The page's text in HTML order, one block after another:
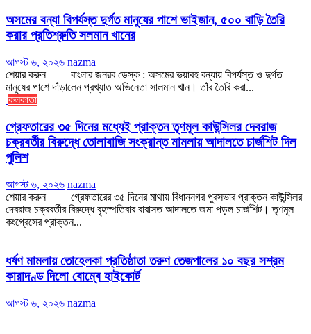
অসমের বন্যা বিপর্যস্ত দুর্গত মানুষের পাশে ভাইজান, ৫০০ বাড়ি তৈরি
করার প্রতিশ্রুতি সলমান খানের
আগস্ট ৬, ২০২৬ nazma
শেয়ার করুন বাংলার জনরব ডেস্ক : অসমের ভয়াবহ বন্যায় বিপর্যস্ত ও দুর্গত
মানুষের পাশে দাঁড়ালেন প্রখ্যাত অভিনেতা সালমান খান। তাঁর তৈরি করা...
কলকাতা
গ্রেফতারের ৩৫ দিনের মধ্যেই প্রাক্তন তৃণমূল কাউন্সিলর দেবরাজ
চক্রবর্তীর বিরুদ্ধে তোলাবাজি সংক্রান্ত মামলায় আদালতে চার্জশিট দিল
পুলিশ
আগস্ট ৬, ২০২৬ nazma
শেয়ার করুন গ্রেফতারের ৩৫ দিনের মাথায় বিধাননগর পুরসভার প্রাক্তন কাউন্সিলর
দেবরাজ চক্রবর্তীর বিরুদ্ধে বৃহস্পতিবার বারাসত আদালতে জমা পড়ল চার্জশিট। তৃণমূল
কংগ্রেসের প্রাক্তন...
ধর্ষণ মামলায় তোহেলকা প্রতিষ্ঠাতা তরুণ তেজপালের ১০ বছর সশ্রম
কারাদণ্ড দিলো বোম্বে হাইকোর্ট
আগস্ট ৬, ২০২৬ nazma